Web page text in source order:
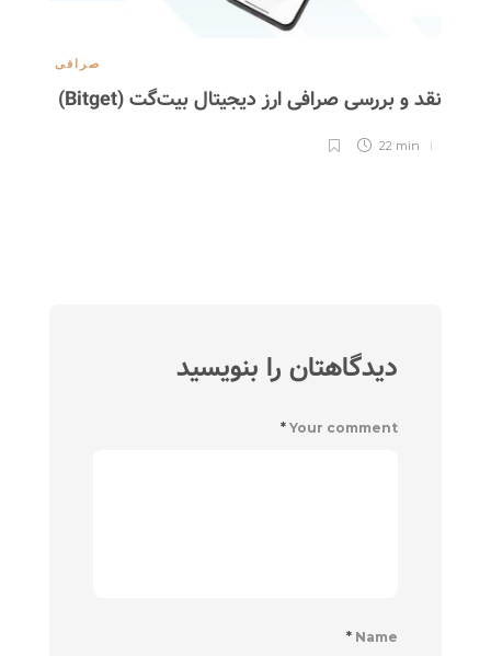
صرافی
نقد و بررسی صرافی ارز دیجیتال بیت‌گت (Bitget)
22 min
دیدگاهتان را بنویسید
Your comment
*
Name
*